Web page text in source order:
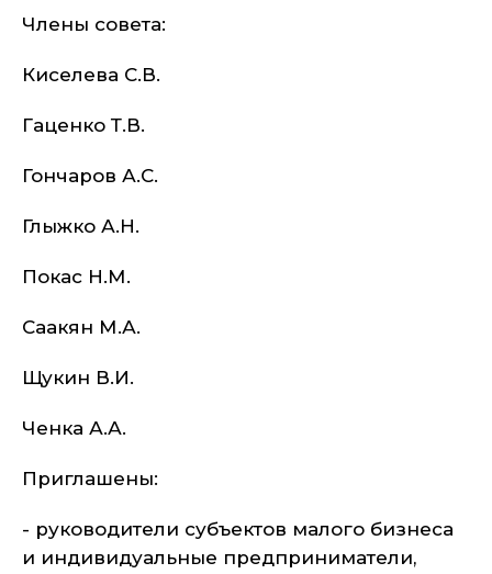
Члены совета:
Киселева С.В.
Гаценко Т.В.
Гончаров А.С.
Глыжко А.Н.
Покас Н.М.
Саакян М.А.
Щукин В.И.
Ченка А.А.
Приглашены:
- руководители субъектов малого бизнеса
и индивидуальные предприниматели,